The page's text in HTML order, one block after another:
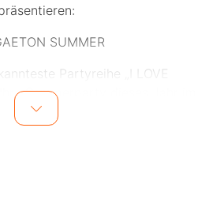
SUMMER
Partyreihe „I LOVE
Sommerparty dieses Jahr im
im Jahr 2011 „I LOVE
Start ging, hat sich viel getan